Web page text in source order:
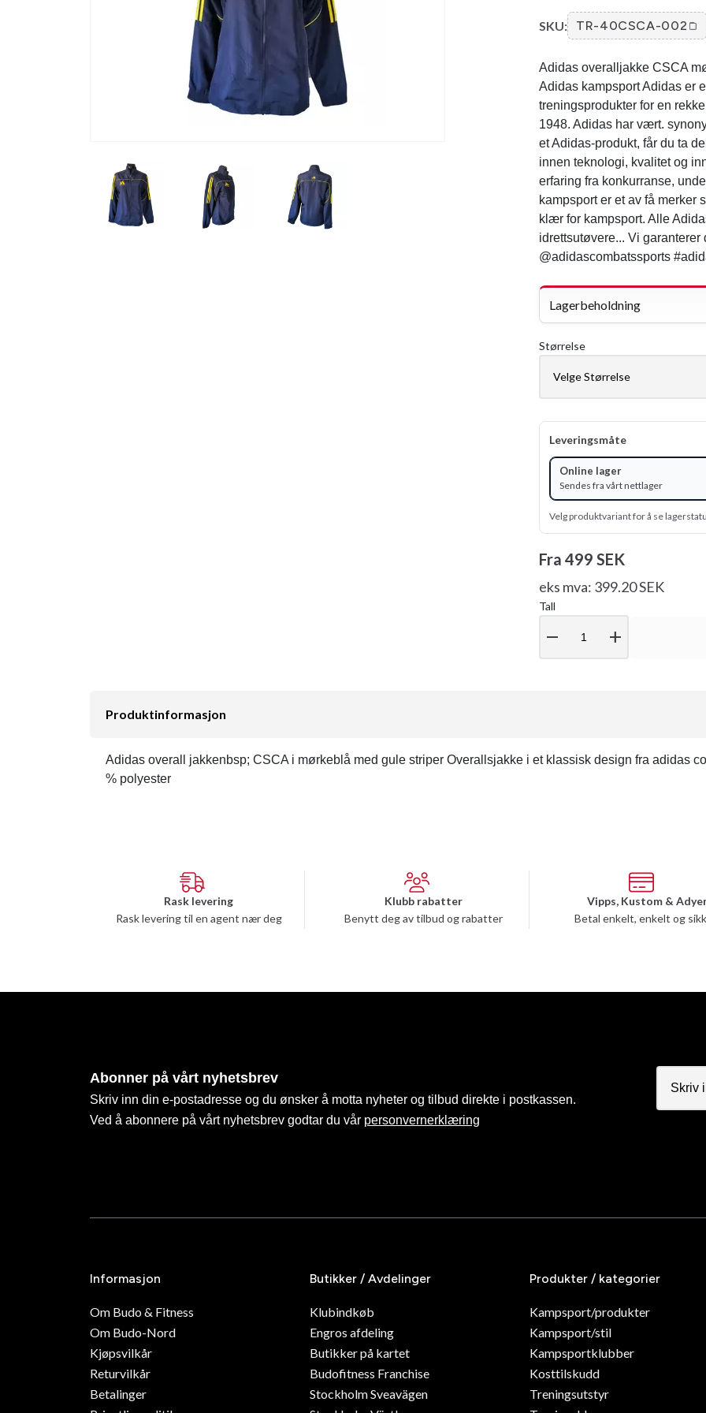
SKU: TR-40CSCA-002
Adidas overalljakke CSCA
Adidas kampsport Adidas er
treningsprodukter for en
1948. Adidas har vært.
et Adidas-produkt, får du ta
innen teknologi, kvalitet og
erfaring fra konkurranse,
kampsport er et av få merker
klær for kampsport. Alle
idrettsutøvere... Vi
@adidascombatssports
Lagerbeholdning
Størrelse
Leveringsmåte
Online lager
Sendes fra vårt nettlager
Velg produktvariant for å se
Fra 499 SEK
eks mva: 399.20 SEK
Tall
remove add
Produktinformasjon
Adidas overall jakkenbsp; CSCA i mørkeblå med gule striper Overallsjakke i et klassisk design fra adidas
% polyester
Rask levering
Rask levering til en agent nær deg
Klubb rabatter
Benytt deg av tilbud og rabatter
Vipps, Kustom &
Betal enkelt, enkelt og
Abonner på vårt nyhetsbrev
Skriv inn din e-postadresse og du ønsker å motta nyheter og tilbud direkte i postkassen.
Ved å abonnere på vårt nyhetsbrev godtar du vår personvernerklæring
Informasjon
Om Budo & Fitness
Om Budo-Nord
Kjøpsvilkår
Returvilkår
Betalinger
Butikker / Avdelinger
Klubindkøb
Engros afdeling
Butikker på kartet
Budofitness Franchise
Stockholm Sveavägen
Produkter / kategorier
Kampsport/produkter
Kampsport/stil
Kampsportklubber
Kosttilskudd
Treningsutstyr